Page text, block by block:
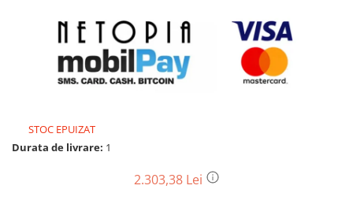
Drujbe, fierastraie electrice
Drujbe pe benzina
Drujbe cu acumulator
Drujbe electrice
Unelte electrice busteni
STOC EPUIZAT
Durata de livrare: 1
2.303,38 Lei